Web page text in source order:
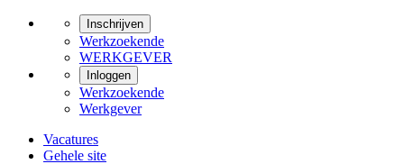
Inschrijven
Werkzoekende
WERKGEVER
Inloggen
Werkzoekende
Werkgever
Vacatures
Gehele site